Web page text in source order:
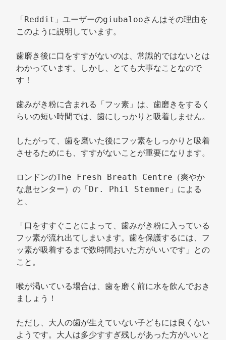
「Reddit」ユーザーのgiubalooさんはその理由を
このように説明しています。
歯磨き後に口をすすがないのは、常識的ではないとは
わかっています。しかし、とても大事なことなので
す！
歯みがき粉に含まれる「フッ素」は、歯磨きをするく
したがって、歯を磨いた後にフッ素をしっかりと吸着
ロンドンのThe Fresh Breath Centre（爽やか
な息センター）の「Dr. Phil Stemmer」による
と、
「口をすすぐことによって、歯みがき粉に入っている
フッ素が流れ出てしまいます。歯を保護するには、フ
ッ素が吸着するまで数時間おいた方がいいです」との
こと。
喉が渇いている場合は、歯を磨く前に水を飲んでおき
ましょう！
ただし、大人の歯が生えていない子どもには良くない
ようです。大人は多少すすぎ残しがあった方がいいと